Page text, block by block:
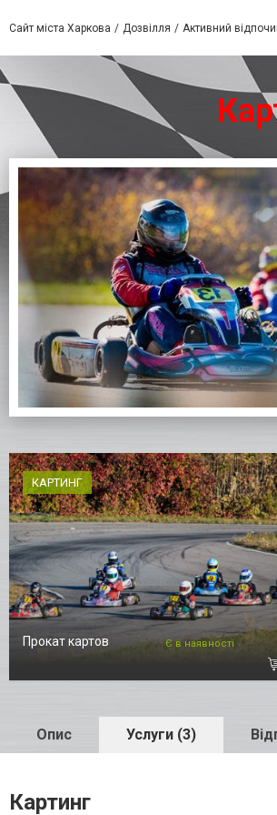
Сайт міста Харкова Дозвілля Активний
КАРТИНГ
Прокат картов Є в наявності
Опис Услуги (3)
Картинг